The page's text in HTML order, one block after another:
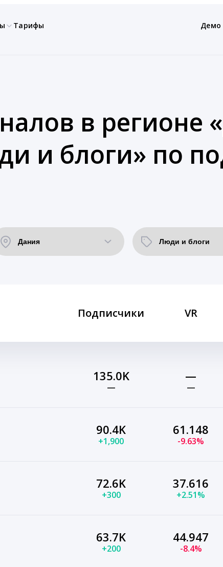
Тарифы Демо
в регионе
и блоги» по
Подписчики VR
135.0K
—
—
—
90.4K
+1,900
61.148
-9.63%
72.6K
+300
37.616
+2.51%
63.7K
+200
44.947
-8.4%